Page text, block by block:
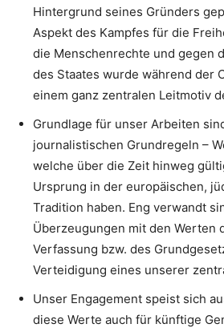
Hintergrund seines Gründers
Aspekt des Kampfes für die
die Menschenrechte und gegen
des Staates wurde während der
einem ganz zentralen Leitmotiv
Grundlage für unser Arbeiten
journalistischen Grundregeln –
welche über die Zeit hinweg
Ursprung in der europäischen,
Tradition haben. Eng verwandt
Überzeugungen mit den Werten
Verfassung bzw. des
Verteidigung eines unserer
Unser Engagement speist sich
diese Werte auch für künftige